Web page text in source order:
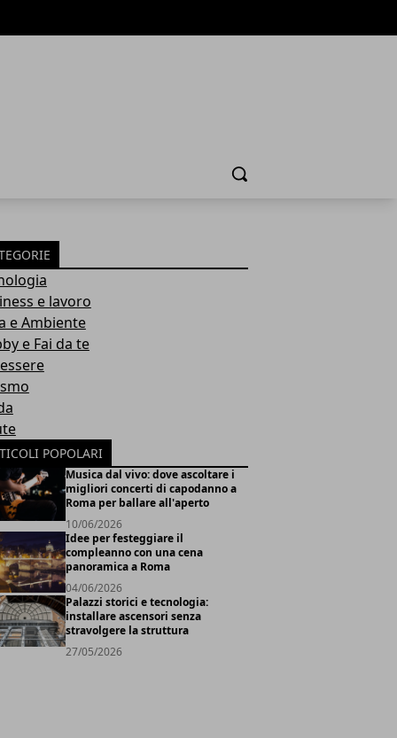
Cerca
e lavoro
e Ambiente
e Fai da te
POPOLARI
Musica dal vivo: dove ascoltare i
migliori concerti di capodanno a
Roma per ballare all'aperto
10/06/2026
Idee per festeggiare il
compleanno con una cena
panoramica a Roma
04/06/2026
Palazzi storici e tecnologia:
installare ascensori senza
stravolgere la struttura
27/05/2026